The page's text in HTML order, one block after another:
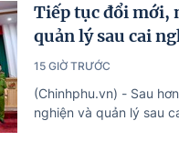
Tiếp tục đổi mới,
quản lý sau cai
15 GIỜ TRƯỚC
(Chinhphu.vn) - Sau
nghiện và quản lý sau